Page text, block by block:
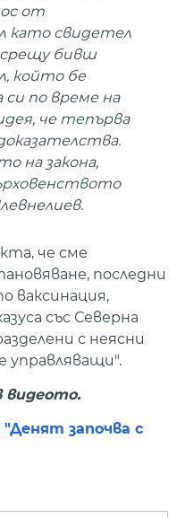
от
като свидетел
срещу бивш
който бе
по време на
че тепърва
на закона,
че сме
последни
ваксинация,
със Северна
с неясни
управляващи".
видеото.
започва с